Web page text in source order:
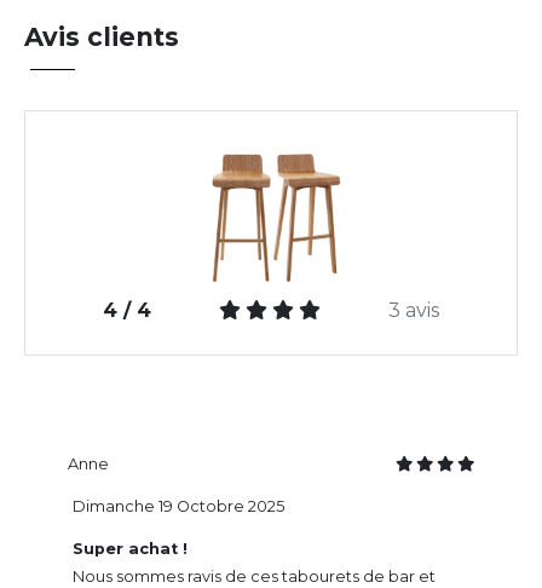
Avis clients
4 / 4 3 avis
Anne
Super achat !
Nous sommes ravis de ces tabourets de bar et
Dimanche 19 Octobre 2025